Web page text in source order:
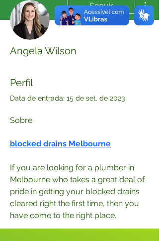
Seguir
Angela Wilson
Perfil
Data de entrada: 15 de set. de 2023
Sobre
blocked drains Melbourne
If you are looking for a plumber in
Melbourne who takes a great deal of
pride in getting your blocked drains
cleared right the first time, then you
have come to the right place.